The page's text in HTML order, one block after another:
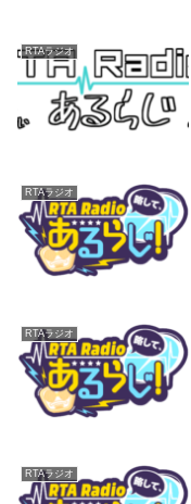
RTAラジオ
RTAラジオ
RTAラジオ
RTAラジオ